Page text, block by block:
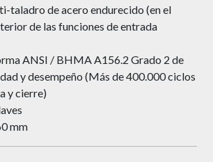
taladro de acero endurecido (en el
de las funciones de entrada
ANSI / BHMA A156.2 Grado 2 de
y desempeño (Más de 400.000 ciclos
y cierre)
mm